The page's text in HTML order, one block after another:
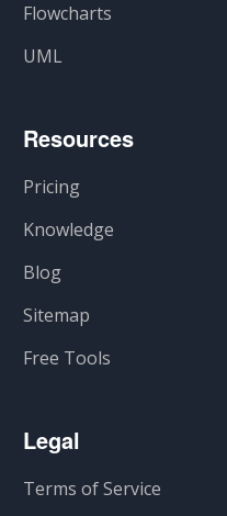
Flowcharts
UML
Resources
Pricing
Knowledge
Blog
Sitemap
Free Tools
Legal
Terms of Service